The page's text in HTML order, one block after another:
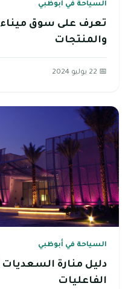
السياحة في أبوظبي
تعرف على سوق ميناء
والمنتجات
📅 22 يوليو 2024
السياحة في أبوظبي
دليل منارة
الفاعليات